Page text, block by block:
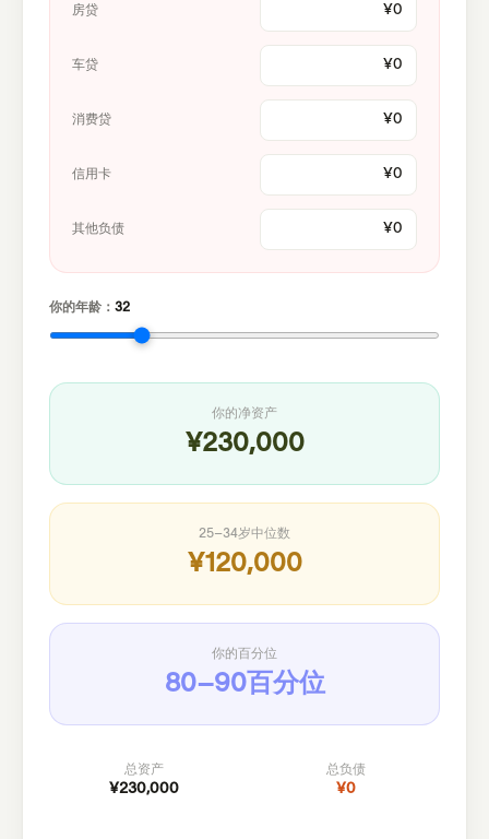
房贷
车贷
消费贷
信用卡
其他负债
你的年龄： 32
你的净资产
¥230,000
25–34岁中位数
¥120,000
你的百分位
80–90百分位
总资产
¥230,000
总负债
¥0